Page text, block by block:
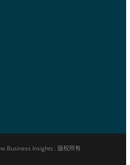
Business Insights . 版权所有